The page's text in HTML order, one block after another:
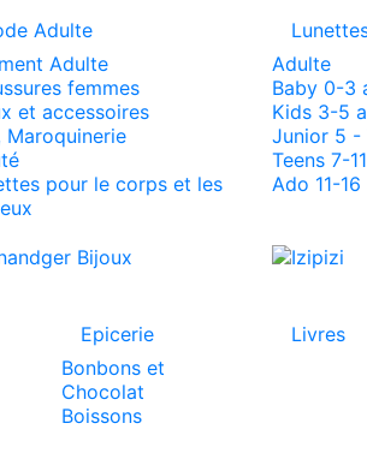
Adulte
Adulte
femmes
et accessoires
Maroquinerie
pour le corps et les
Adulte
Baby 0-3
Kids 3-5
Junior 5 -
Teens 7-
Ado 11-16
Epicerie
Bonbons et
Chocolat
Boissons
Livres